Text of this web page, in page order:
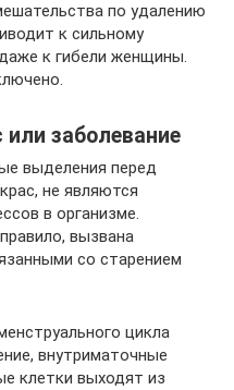
по удалению
к сильному
к гибели женщины.
заболевание
выделения перед
не являются
в организме.
вызвана
со старением
цикла
внутриматочные
клетки выходят из